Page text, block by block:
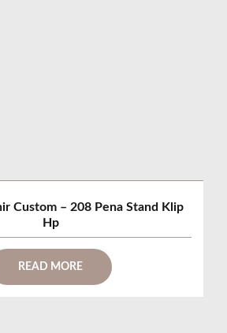
Custom – 208 Pena Stand Klip
Hp
READ MORE